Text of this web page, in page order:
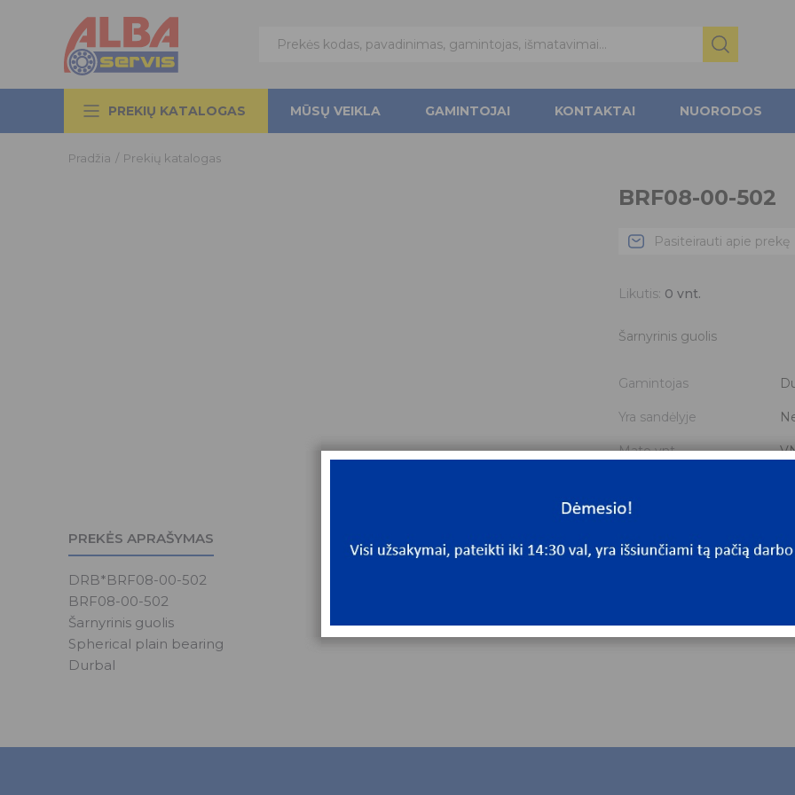
PREKIŲ KATALOGAS MŪSŲ VEIKLA GAMINTOJAI KONTAKTAI NUORODOS
Pradžia / Prekių katalogas
BRF08-00-502
Pasiteirauti apie prekę
Likutis: 0 vnt.
Šarnyrinis guolis
Gamintojas
Yra sandėlyje
Mato vnt
PREKĖS APRAŠYMAS
DRB*BRF08-00-502
BRF08-00-502
Šarnyrinis guolis
Spherical plain bearing
Durbal